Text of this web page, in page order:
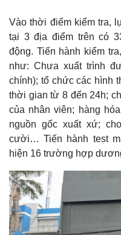
Vào thời điểm kiểm tra,
tại 3 địa điểm trên có
động. Tiến hành kiểm
như: Chưa xuất trình
chính); tổ chức các hình
thời gian từ 8 đến 24h;
của nhân viên; hàng
nguồn gốc xuất xứ;
cười… Tiến hành test
hiện 16 trường hợp